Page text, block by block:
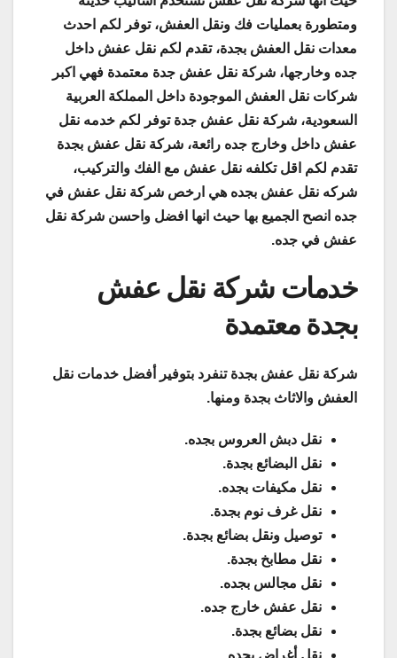
ومتطورة بعمليات فك ونقل العفش، توفر لكم احدث
معدات نقل العفش بجدة، تقدم لكم نقل عفش داخل
جده وخارجها، شركة نقل عفش جدة معتمدة فهي اكبر
شركات نقل العفش الموجودة داخل المملكة العربية
السعودية، شركة نقل عفش جدة توفر لكم خدمه نقل
عفش داخل وخارج جده رائعة، شركة نقل عفش بجدة
تقدم لكم اقل تكلفه نقل عفش مع الفك والتركيب،
شركه نقل عفش بجده هي ارخص شركة نقل عفش في
جده انصح الجميع بها حيث انها افضل واحسن شركة نقل
عفش في جده.
خدمات شركة نقل عفش
بجدة معتمدة
شركة نقل عفش بجدة تنفرد بتوفير أفضل خدمات نقل
العفش والاثاث بجدة ومنها.
نقل دبش العروس بجده.
نقل البضائع بجدة.
نقل مكيفات بجده.
نقل غرف نوم بجدة.
توصيل ونقل بضائع بجدة.
نقل مطابخ بجدة.
نقل مجالس بجده.
نقل عفش خارج جده.
نقل بضائع بجدة.